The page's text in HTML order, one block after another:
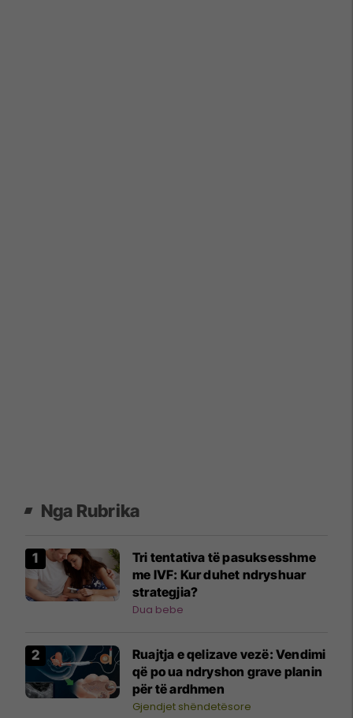
Nga Rubrika
Tri tentativa të pasuksesshme
me IVF: Kur duhet ndryshuar
strategjia?
Dua bebe
Ruajtja e qelizave vezë: Vendimi
që po ua ndryshon grave planin
për të ardhmen
Gjendjet shëndetësore